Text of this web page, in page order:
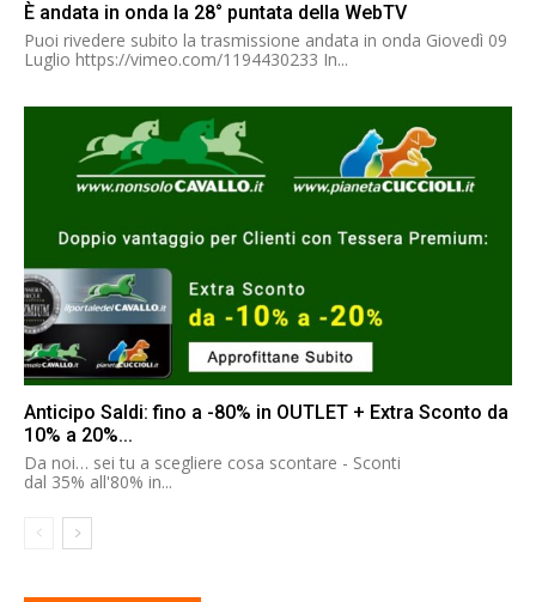
È andata in onda la 28° puntata della WebTV
Puoi rivedere subito la trasmissione andata in onda Giovedì 09
Luglio https://vimeo.com/1194430233 In...
Anticipo Saldi: fino a -80% in OUTLET + Extra Sconto da
10% a 20%...
Da noi… sei tu a scegliere cosa scontare - Sconti
dal 35% all'80% in...